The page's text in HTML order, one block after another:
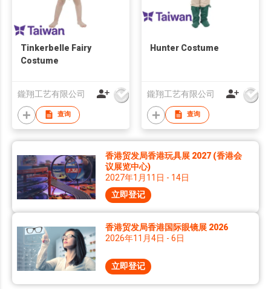
Tinkerbelle Fairy
Costume
鑨翔工艺有限公司
查询
Hunter Costume
鑨翔工艺有限公司
查询
香港贸发局香港玩具展 2027 (香港会
议展览中心)
2027年1月11日 - 14日
立即登记
香港贸发局香港国际眼镜展 2026
2026年11月4日 - 6日
立即登记